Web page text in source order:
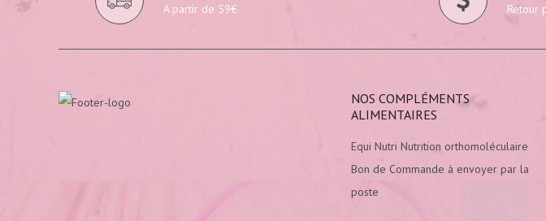
A partir de 59€ Retour
NOS COMPLÉMENTS
ALIMENTAIRES
Equi Nutri Nutrition orthomoléculaire
Bon de Commande à envoyer par la
poste